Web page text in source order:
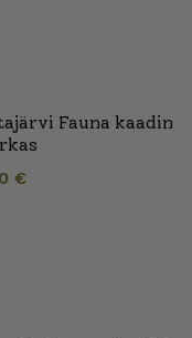
Fauna kaadin
€